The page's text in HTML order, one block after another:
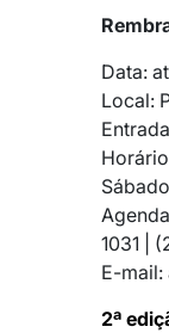
Data:
Local:
1031 |
E-
2ª